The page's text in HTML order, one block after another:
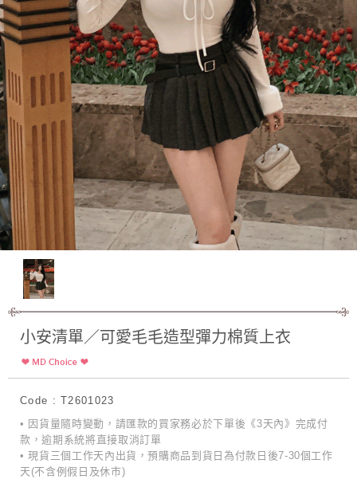
小安清單／可愛毛毛造型彈力棉質上衣
Code : T2601023
• 因貨量隨時變動，請匯款的買家務必於下單後《3天內》完成付
款，逾期系統將直接取消訂單
• 現貨三個工作天內出貨，預購商品到貨日為付款日後7-30個工作
天(不含例假日及休市)